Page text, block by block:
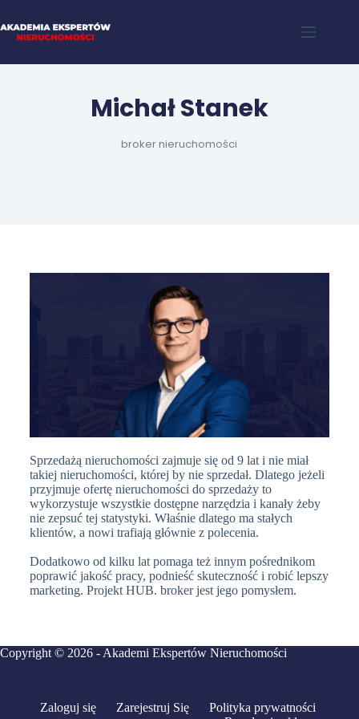
Michał Stanek
broker nieruchomości
Sprzedażą nieruchomości zajmuje się od 9 lat i nie miał
takiej nieruchomości, której by nie sprzedał. Dlatego jeżeli
przyjmuje ofertę nieruchomości do sprzedaży to
wykorzystuje wszystkie dostępne narzędzia i kanały żeby
nie zepsuć tej statystyki. Właśnie dlatego ma stałych
klientów, a nowi trafiają głównie z polecenia.
Dodatkowo od kilku lat pomaga też innym pośrednikom
poprawić jakość pracy, podnieść skuteczność i robić lepszy
marketing. Projekt HUB. broker jest jego pomysłem.
Copyright © 2026 - Akademi Ekspertów Nieruchomości
Zaloguj się Zarejestruj Się
Polityka prywatności